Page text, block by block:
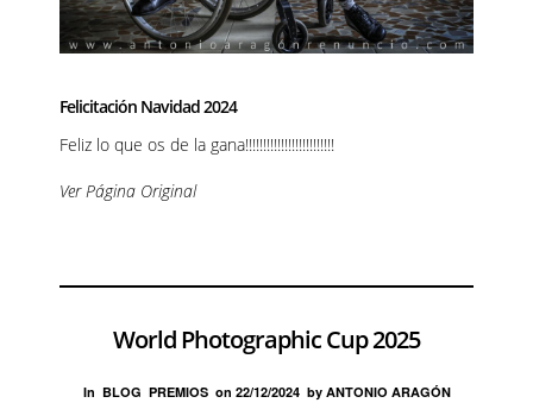
Felicitación Navidad 2024
Feliz lo que os de la gana!!!!!!!!!!!!!!!!!!!!!!!!!
Ver Página Original
World Photographic Cup 2025
In BLOG PREMIOSon 22/12/2024by ANTONIO ARAGÓN